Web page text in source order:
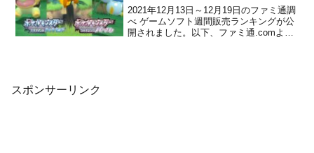
2021年12月13日～12月19日のファミ通調
べ ゲームソフト週間販売ランキングが公
開されました。以下、ファミ通.comよ
スポンサーリンク